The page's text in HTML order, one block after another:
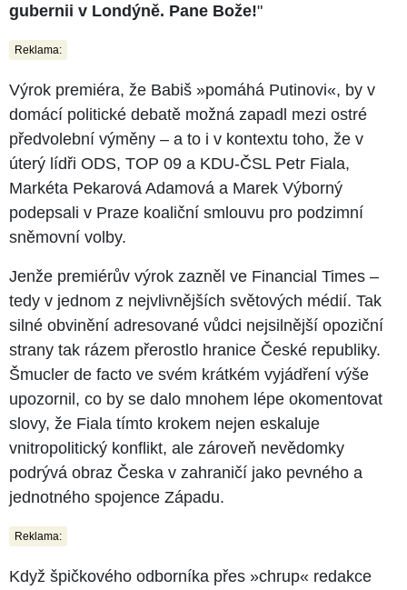
gubernii v Londýně. Pane Bože!"
Reklama:
Výrok premiéra, že Babiš »pomáhá Putinovi«, by v
domácí politické debatě možná zapadl mezi ostré
předvolební výměny –⁠⁠⁠⁠⁠⁠ a to i v kontextu toho, že v
úterý lídři ODS, TOP 09 a KDU-ČSL Petr Fiala,
Markéta Pekarová Adamová a Marek Výborný
podepsali v Praze koaliční smlouvu pro podzimní
sněmovní volby.
Jenže premiérův výrok zazněl ve Financial Times –⁠⁠⁠⁠⁠⁠
tedy v jednom z nejvlivnějších světových médií. Tak
silné obvinění adresované vůdci nejsilnější opoziční
strany tak rázem přerostlo hranice České republiky.
Šmucler de facto ve svém krátkém vyjádření výše
upozornil, co by se dalo mnohem lépe okomentovat
slovy, že Fiala tímto krokem nejen eskaluje
vnitropolitický konflikt, ale zároveň nevědomky
podrývá obraz Česka v zahraničí jako pevného a
jednotného spojence Západu.
Reklama:
Když špičkového odborníka přes »chrup« redakce